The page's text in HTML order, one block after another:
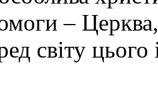
–
світу